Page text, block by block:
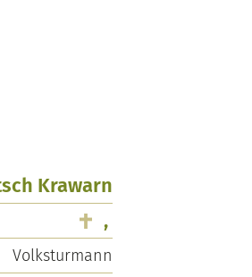
Krawarn
,
Volksturmann